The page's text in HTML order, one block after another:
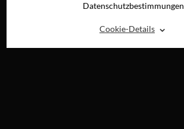
Datenschutzbestimmungen
Cookie-Details ⌃